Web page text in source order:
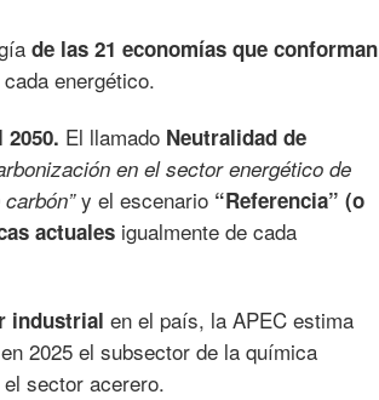
de las 21 economías que conforman
energético.
El llamado Neutralidad de
en el sector energético de
y el escenario “Referencia” (o
actuales igualmente de cada
industrial en el país, la APEC estima
2025 el subsector de la química
sector acerero.